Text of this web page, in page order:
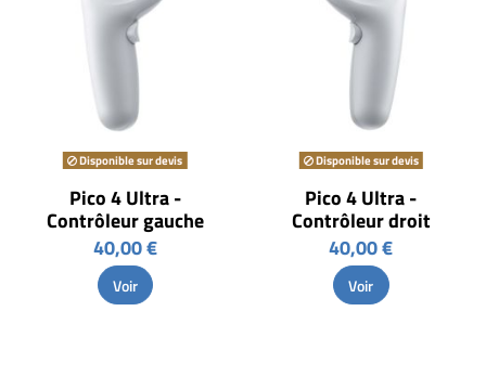
Disponible sur devis
Pico 4 Ultra -
Contrôleur gauche
40,00 €
Voir
Disponible sur devis
Pico 4 Ultra -
Contrôleur droit
40,00 €
Voir